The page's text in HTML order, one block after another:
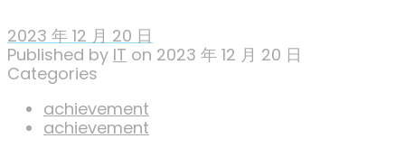
2023 年 12 月 20 日
Published by IT on 2023 年 12 月 20 日
Categories
achievement
achievement